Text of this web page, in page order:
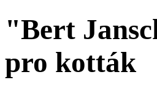
"Bert
pro kották